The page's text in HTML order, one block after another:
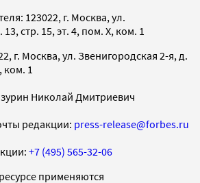
123022, г. Москва, ул.
стр. 15, эт. 4, пом. X, ком. 1
г. Москва, ул. Звенигородская 2-я, д.
ком. 1
Николай Дмитриевич
редакции: press-release@forbes.ru
+7 (495) 565-32-06
применяются